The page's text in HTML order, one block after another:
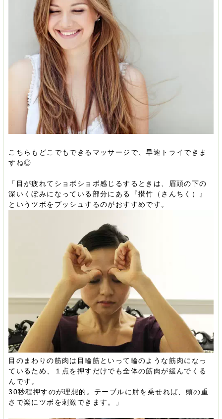
こちらもどこでもできるマッサージで、早速トライできま
すね◎
「目が疲れてショボショボ感じるするときは、眉頭の下の
深いくぼみになっている部分にある『攅竹（さんちく）』
というツボをプッシュするのがおすすめです。
目のまわりの筋肉は目輪筋といって輪のような筋肉になっ
ているため、１点を押すだけでも全体の筋肉が緩んでくる
んです。
30秒程押すのが理想的。テーブルに肘を乗せれば、頭の重
さで楽にツボを刺激できます。」